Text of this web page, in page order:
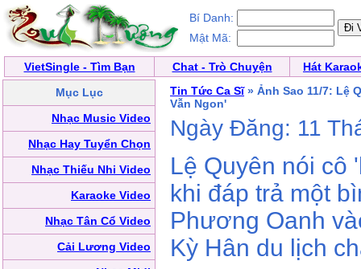
Bí Danh:
Mật Mã:
VietSingle - Tìm Bạn Chat - Trò Chuyện
Hát
Mục Lục
Nhạc Music Video
Nhạc Hay Tuyển Chọn
Nhạc Thiếu Nhi Video
Karaoke Video
Nhạc Tân Cổ Video
Cải Lương Video
Tin Tức Ca Sĩ» Ảnh Sao 11/7: Lệ
Vẫn Ngon'
Ngày Đăng: 11
Lệ Quyên nói cô
khi đáp trả một
Phương Oanh
Kỳ Hân du lịch